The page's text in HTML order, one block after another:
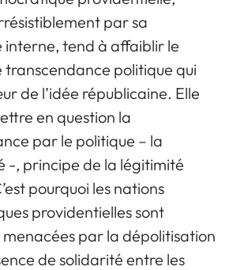
par sa
interne, tend à affaiblir le
transcendance politique qui
de l’idée républicaine. Elle
en question la
par le politique – la
-, principe de la légitimité
pourquoi les nations
providentielles sont
menacées par la dépolitisation
de solidarité entre les